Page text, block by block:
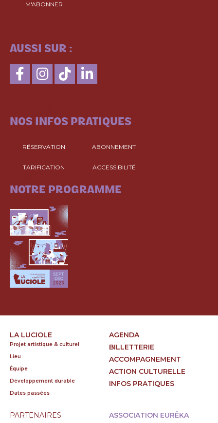
M'ABONNER
AUSSI SUR :
NOS INFOS PRATIQUES
RÉSERVATION ABONNEMENT
TARIFICATION ACCESSIBILITÉ
NOTRE PROGRAMME
LA LUCIOLE
Projet artistique & culturel
Lieu
Équipe
Développement durable
Dates passées
AGENDA
BILLETTERIE
ACCOMPAGNEMENT
ACTION CULTURELLE
INFOS PRATIQUES
PARTENAIRES
ASSOCIATION EURÊKA